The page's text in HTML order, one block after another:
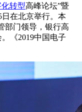
转型高峰论坛”暨
在北京举行。本
部门领导，银行高
《2019中国电子